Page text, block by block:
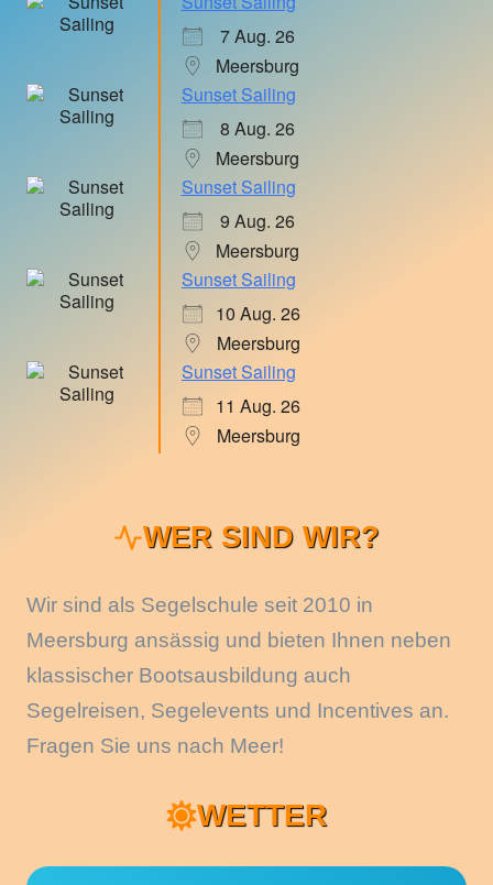
7 Aug. 26
Meersburg
Sunset Sailing
8 Aug. 26
Meersburg
Sunset Sailing
9 Aug. 26
Meersburg
Sunset Sailing
10 Aug. 26
Meersburg
Sunset Sailing
11 Aug. 26
Meersburg
WER SIND WIR?
Wir sind als Segelschule seit 2010 in
Meersburg ansässig und bieten Ihnen neben
klassischer Bootsausbildung auch
Segelreisen, Segelevents und Incentives an.
Fragen Sie uns nach Meer!
WETTER